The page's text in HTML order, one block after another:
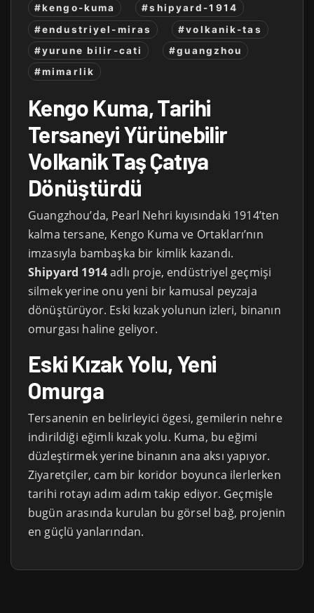
#kengo-kuma
#shipyard-1914
#endustriyel-miras
#volkanik-tas
#yurune bilir-cati
#guangzhou
#mimarlik
Kengo Kuma, Tarihi
Tersaneyi Yürünebilir
Volkanik Taş Çatıya
Dönüştürdü
Guangzhou’da, Pearl Nehri kıyısındaki 1914’ten
kalma tersane, Kengo Kuma ve Ortakları’nın
imzasıyla bambaşka bir kimlik kazandı.
Shipyard 1914adlı proje, endüstriyel geçmişi
silmek yerine onu yeni bir kamusal peyzaja
dönüştürüyor. Eski kızak yolunun izleri, binanın
omurgası haline geliyor.
Eski Kızak Yolu, Yeni
Omurga
Tersanenin en belirleyici ögesi, gemilerin nehre
indirildiği eğimli kızak yolu. Kuma, bu eğimi
düzleştirmek yerine binanın ana aksı yapıyor.
Ziyaretçiler, cam bir koridor boyunca ilerlerken
tarihi rotayı adım adım takip ediyor. Geçmişle
bugün arasında kurulan bu görsel bağ, projenin
en güçlü yanlarından.